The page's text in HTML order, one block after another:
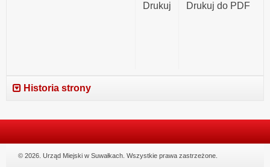
Drukuj do PDF
Drukuj
Historia strony
© 2026. Urząd Miejski w Suwałkach. Wszystkie prawa zastrzeżone.